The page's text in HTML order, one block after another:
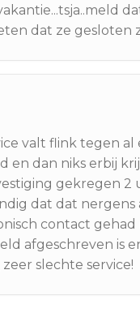
dat ze gesloten
valt flink tegen
en dan niks erbij
gekregen
dat dat
contact
afgeschreven is
slechte service!